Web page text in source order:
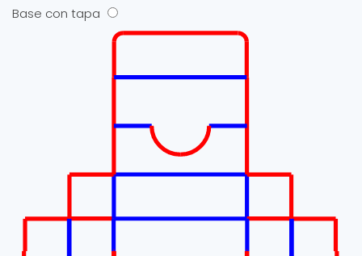
Base con tapa